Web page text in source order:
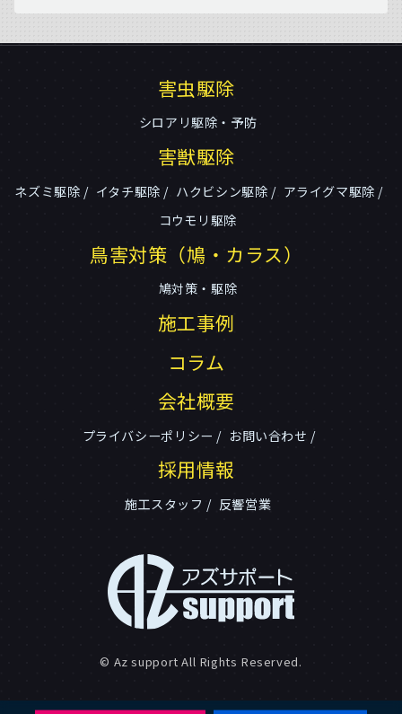
害虫駆除
シロアリ駆除・予防
害獣駆除
ネズミ駆除 イタチ駆除 ハクビシン駆除
アライグマ駆除
コウモリ駆除
鳥害対策（鳩・カラス）
鳩対策・駆除
施工事例
コラム
会社概要
プライバシーポリシー お問い合わせ
採用情報
施工スタッフ 反響営業
© Az support All Rights Reserved.